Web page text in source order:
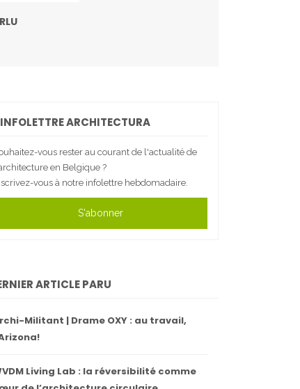
INFOLETTRE ARCHITECTURA
vous rester au courant de l'actualité de
en Belgique ?
vous à notre infolettre hebdomadaire.
S'abonner
ARTICLE PARU
Militant | Drame OXY : au travail,
Living Lab : la réversibilité comme